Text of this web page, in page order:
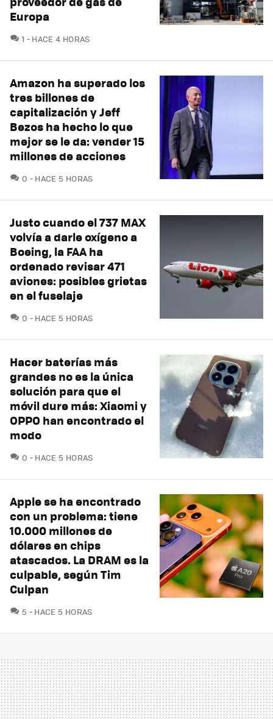
Europa
1 COMENTARIOS
HACE 4 HORAS
Amazon ha superado los
tres billones de
capitalización y Jeff
Bezos ha hecho lo que
mejor se le da: vender 15
millones de acciones
0 COMENTARIOS
HACE 5 HORAS
Justo cuando el 737 MAX
volvía a darle oxígeno a
Boeing, la FAA ha
ordenado revisar 471
aviones: posibles grietas
en el fuselaje
0 COMENTARIOS
HACE 5 HORAS
Hacer baterías más
grandes no es la única
solución para que el
móvil dure más: Xiaomi y
OPPO han encontrado el
modo
0 COMENTARIOS
HACE 5 HORAS
Apple se ha encontrado
con un problema: tiene
10.000 millones de
dólares en chips
atascados. La DRAM es la
culpable, según Tim
Culpan
5 COMENTARIOS
HACE 5 HORAS